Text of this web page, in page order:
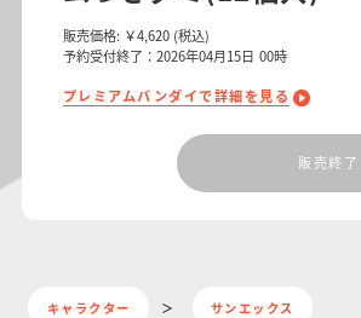
販売価格: ￥4,620 (税込)
予約受付終了：2026年04月15日 00時
プレミアムバンダイで詳細を見る
販売終了
キャラクター サンエックス